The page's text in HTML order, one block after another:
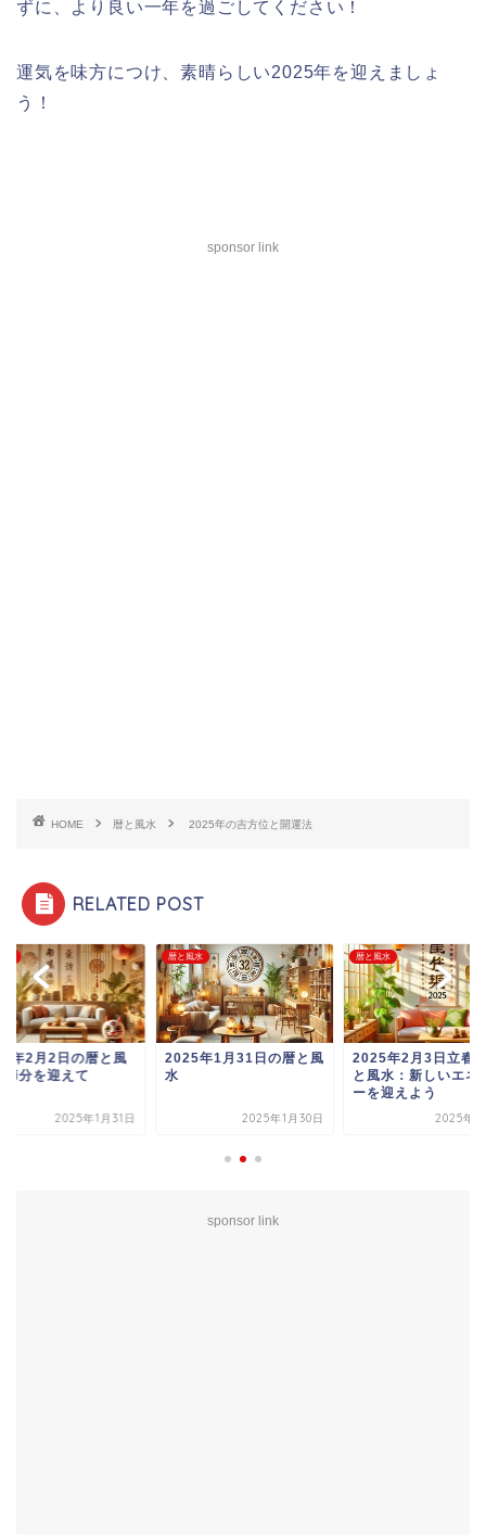
ずに、より良い一年を過ごしてください！
運気を味方につけ、素晴らしい2025年を迎えましょ
う！
sponsor link
HOME 暦と風水 2025年の吉方位と開運法
RELATED POST
年2月2日の暦と風
節分を迎えて
2025年1月31日
暦と風水
2025年1月31日の暦と風
水
2025年1月30日
暦と風水
2025年2月3日立春
と風水：新しいエネ
ーを迎えよう
2025年2
sponsor link